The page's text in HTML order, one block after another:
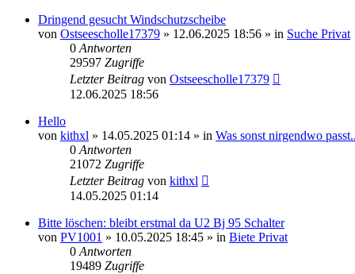
Dringend gesucht Windschutzscheibe
von Ostseescholle17379 » 12.06.2025 18:56 » in Suche Privat
0 Antworten
29597 Zugriffe
Letzter Beitrag von Ostseescholle17379
12.06.2025 18:56
Hello
von kithxl » 14.05.2025 01:14 » in Was sonst nirgendwo
0 Antworten
21072 Zugriffe
Letzter Beitrag von kithxl
14.05.2025 01:14
Bitte löschen: bleibt erstmal da U2 Bj 95 Schalter
von PV1001 » 10.05.2025 18:45 » in Biete Privat
0 Antworten
19489 Zugriffe